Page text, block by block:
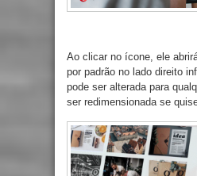
Ao clicar no ícone, ele
por padrão no lado direito
pode ser alterada para
ser redimensionada se